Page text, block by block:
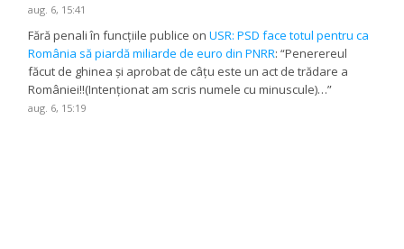
aug. 6, 15:41
Fără penali în funcțiile publice onUSR: PSD face totul pentru ca
România să piardă miliarde de euro din PNRR: “Penerereul
făcut de ghinea și aprobat de câțu este un act de trădare a
României!!(Intenționat am scris numele cu minuscule)…”
aug. 6, 15:19